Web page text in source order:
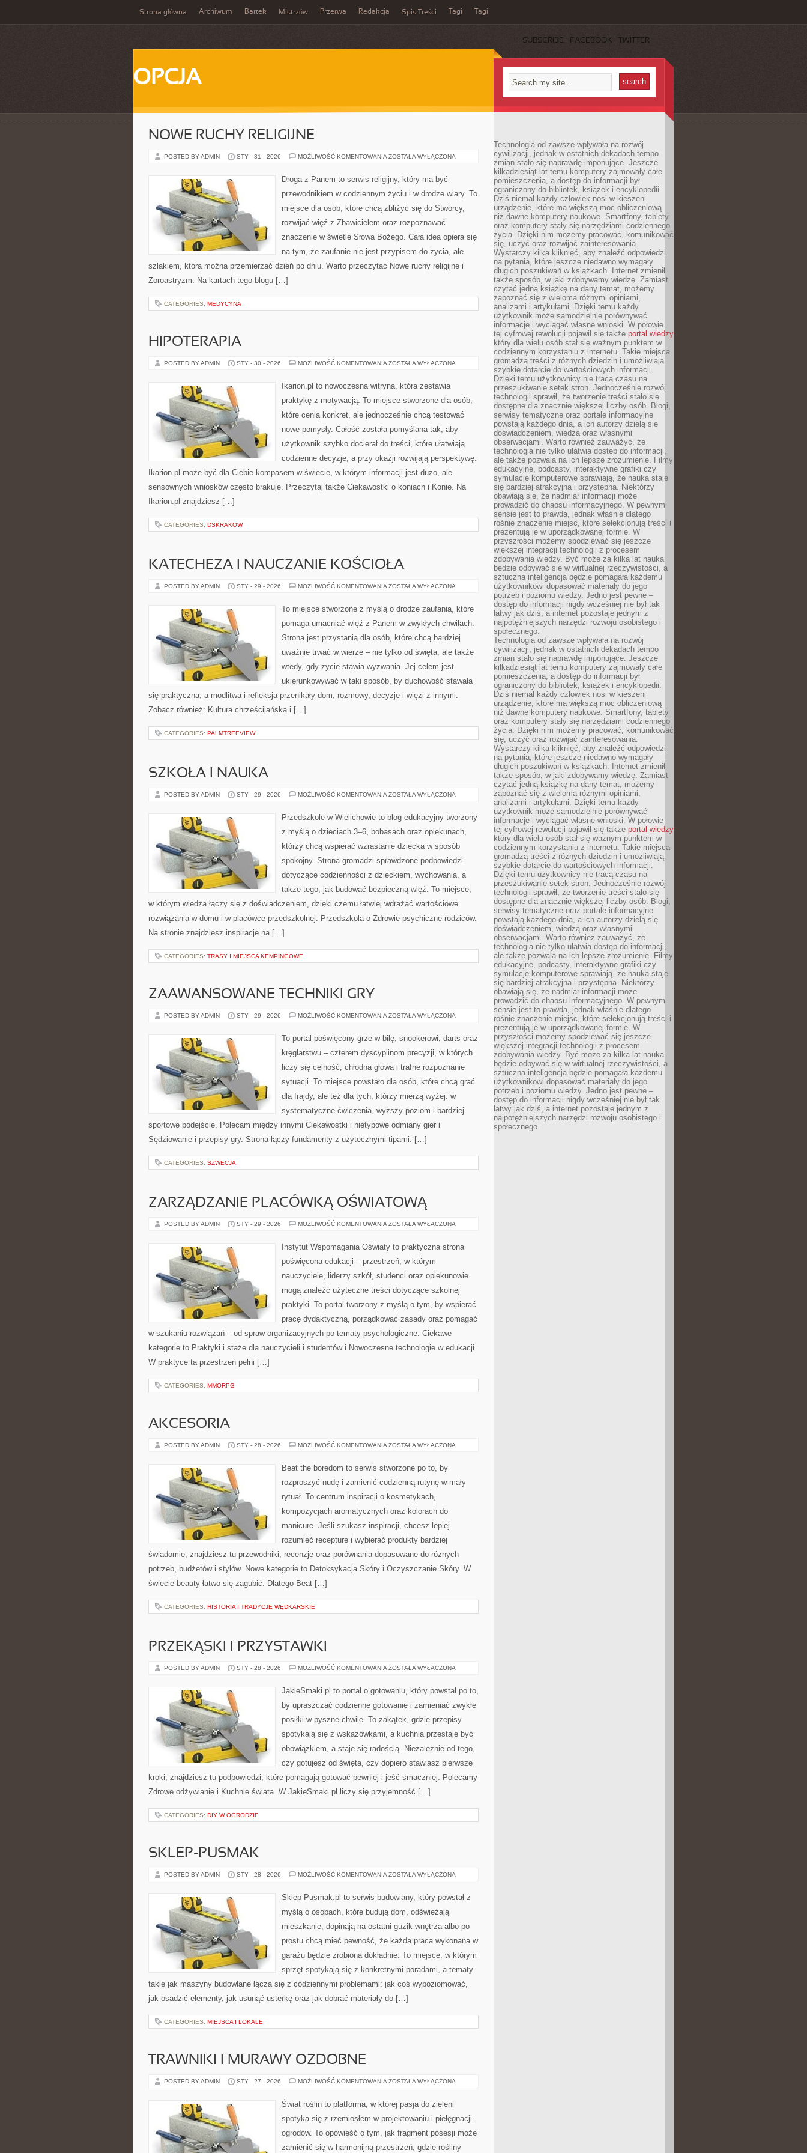
Strona główna Archiwum Bartek Mistrzów Przerwa Redakcja Spis Treści Tagi Tagi
SUBSCRIBE FACEBOOK TWITTER
OPCJA
NOWE RUCHY RELIGIJNE
POSTED BY ADMIN STY - 31 - 2026 MOŻLIWOŚĆ KOMENTOWANIA NOWE
ZOSTAŁA WYŁĄCZONA
Droga z Panem to serwis religijny, który ma być
przewodnikiem w codziennym życiu i w drodze wiary. To
miejsce dla osób, które chcą zbliżyć się do Stwórcy,
rozwijać więź z Zbawicielem oraz rozpoznawać
znaczenie w świetle Słowa Bożego. Cała idea opiera się
na tym, że zaufanie nie jest przypisem do życia, ale
szlakiem, którą można przemierzać dzień po dniu. Warto przeczytać Nowe ruchy religijne i
Zoroastryzm. Na kartach tego blogu […]
CATEGORIES: MEDYCYNA
HIPOTERAPIA
POSTED BY ADMIN STY - 30 - 2026 MOŻLIWOŚĆ KOMENTOWANIA HIPOTERAPIA
ZOSTAŁA WYŁĄCZONA
Ikarion.pl to nowoczesna witryna, która zestawia
praktykę z motywacją. To miejsce stworzone dla osób,
które cenią konkret, ale jednocześnie chcą testować
nowe pomysły. Całość została pomyślana tak, aby
użytkownik szybko docierał do treści, które ułatwiają
codzienne decyzje, a przy okazji rozwijają perspektywę.
Ikarion.pl może być dla Ciebie kompasem w świecie, w którym informacji jest dużo, ale
sensownych wniosków często brakuje. Przeczytaj także Ciekawostki o koniach i Konie. Na
Ikarion.pl znajdziesz […]
CATEGORIES: DSKRAKOW
KATECHEZA I NAUCZANIE KOŚCIOŁA
POSTED BY ADMIN STY - 29 - 2026 MOŻLIWOŚĆ KOMENTOWANIA KATECHEZA
KOŚCIOŁA
ZOSTAŁA WYŁĄCZONA
To miejsce stworzone z myślą o drodze zaufania, które
pomaga umacniać więź z Panem w zwykłych chwilach.
Strona jest przystanią dla osób, które chcą bardziej
uważnie trwać w wierze – nie tylko od święta, ale także
wtedy, gdy życie stawia wyzwania. Jej celem jest
ukierunkowywać w taki sposób, by duchowość stawała
się praktyczna, a modlitwa i refleksja przenikały dom, rozmowy, decyzje i więzi z innymi.
Zobacz również: Kultura chrześcijańska i […]
CATEGORIES: PALMTREEVIEW
SZKOŁA I NAUKA
POSTED BY ADMIN STY - 29 - 2026 MOŻLIWOŚĆ KOMENTOWANIA SZKOŁA
ZOSTAŁA WYŁĄCZONA
Przedszkole w Wielichowie to blog edukacyjny tworzony
z myślą o dzieciach 3–6, bobasach oraz opiekunach,
którzy chcą wspierać wzrastanie dziecka w sposób
spokojny. Strona gromadzi sprawdzone podpowiedzi
dotyczące codzienności z dzieckiem, wychowania, a
także tego, jak budować bezpieczną więź. To miejsce,
w którym wiedza łączy się z doświadczeniem, dzięki czemu łatwiej wdrażać wartościowe
rozwiązania w domu i w placówce przedszkolnej. Przedszkola o Zdrowie psychiczne rodziców.
Na stronie znajdziesz inspiracje na […]
CATEGORIES: TRASY I MIEJSCA KEMPINGOWE
ZAAWANSOWANE TECHNIKI GRY
POSTED BY ADMIN STY - 29 - 2026 MOŻLIWOŚĆ KOMENTOWANIA ZAAWANSOWANE
ZOSTAŁA WYŁĄCZONA
To portal poświęcony grze w bilę, snookerowi, darts oraz
kręglarstwu – czterem dyscyplinom precyzji, w których
liczy się celność, chłodna głowa i trafne rozpoznanie
sytuacji. To miejsce powstało dla osób, które chcą grać
dla frajdy, ale też dla tych, którzy mierzą wyżej: w
systematyczne ćwiczenia, wyższy poziom i bardziej
sportowe podejście. Polecam między innymi Ciekawostki i nietypowe odmiany gier i
Sędziowanie i przepisy gry. Strona łączy fundamenty z użytecznymi tipami. […]
CATEGORIES: SZWECJA
ZARZĄDZANIE PLACÓWKĄ OŚWIATOWĄ
POSTED BY ADMIN STY - 29 - 2026 MOŻLIWOŚĆ KOMENTOWANIA ZARZĄDZANIE
ZOSTAŁA WYŁĄCZONA
Instytut Wspomagania Oświaty to praktyczna strona
poświęcona edukacji – przestrzeń, w którym
nauczyciele, liderzy szkół, studenci oraz opiekunowie
mogą znaleźć użyteczne treści dotyczące szkolnej
praktyki. To portal tworzony z myślą o tym, by wspierać
pracę dydaktyczną, porządkować zasady oraz pomagać
w szukaniu rozwiązań – od spraw organizacyjnych po tematy psychologiczne. Ciekawe
kategorie to Praktyki i staże dla nauczycieli i studentów i Nowoczesne technologie w edukacji.
W praktyce ta przestrzeń pełni […]
CATEGORIES: MMORPG
AKCESORIA
POSTED BY ADMIN STY - 28 - 2026 MOŻLIWOŚĆ KOMENTOWANIA AKCESORIA
ZOSTAŁA WYŁĄCZONA
Beat the boredom to serwis stworzone po to, by
rozproszyć nudę i zamienić codzienną rutynę w mały
rytuał. To centrum inspiracji o kosmetykach,
kompozycjach aromatycznych oraz kolorach do
manicure. Jeśli szukasz inspiracji, chcesz lepiej
rozumieć recepturę i wybierać produkty bardziej
świadomie, znajdziesz tu przewodniki, recenzje oraz porównania dopasowane do różnych
potrzeb, budżetów i stylów. Nowe kategorie to Detoksykacja Skóry i Oczyszczanie Skóry. W
świecie beauty łatwo się zagubić. Dlatego Beat […]
CATEGORIES: HISTORIA I TRADYCJE WĘDKARSKIE
PRZEKĄSKI I PRZYSTAWKI
POSTED BY ADMIN STY - 28 - 2026 MOŻLIWOŚĆ KOMENTOWANIA PRZEKĄSKI
ZOSTAŁA WYŁĄCZONA
JakieSmaki.pl to portal o gotowaniu, który powstał po to,
by upraszczać codzienne gotowanie i zamieniać zwykłe
posiłki w pyszne chwile. To zakątek, gdzie przepisy
spotykają się z wskazówkami, a kuchnia przestaje być
obowiązkiem, a staje się radością. Niezależnie od tego,
czy gotujesz od święta, czy dopiero stawiasz pierwsze
kroki, znajdziesz tu podpowiedzi, które pomagają gotować pewniej i jeść smaczniej. Polecamy
Zdrowe odżywianie i Kuchnie świata. W JakieSmaki.pl liczy się przyjemność […]
CATEGORIES: DIY W OGRODZIE
SKLEP-PUSMAK
POSTED BY ADMIN STY - 28 - 2026 MOŻLIWOŚĆ KOMENTOWANIA SKLEP-
ZOSTAŁA WYŁĄCZONA
Sklep-Pusmak.pl to serwis budowlany, który powstał z
myślą o osobach, które budują dom, odświeżają
mieszkanie, dopinają na ostatni guzik wnętrza albo po
prostu chcą mieć pewność, że każda praca wykonana w
garażu będzie zrobiona dokładnie. To miejsce, w którym
sprzęt spotykają się z konkretnymi poradami, a tematy
takie jak maszyny budowlane łączą się z codziennymi problemami: jak coś wypoziomować,
jak osadzić elementy, jak usunąć usterkę oraz jak dobrać materiały do […]
CATEGORIES: MIEJSCA I LOKALE
TRAWNIKI I MURAWY OZDOBNE
POSTED BY ADMIN STY - 27 - 2026 MOŻLIWOŚĆ KOMENTOWANIA TRAWNIKI
OZDOBNE
ZOSTAŁA WYŁĄCZONA
Świat roślin to platforma, w której pasja do zieleni
spotyka się z rzemiosłem w projektowaniu i pielęgnacji
ogrodów. To opowieść o tym, jak fragment posesji może
zamienić się w harmonijną przestrzeń, gdzie rośliny
Technologia od zawsze wpływała na rozwój
cywilizacji, jednak w ostatnich dekadach tempo
zmian stało się naprawdę imponujące. Jeszcze
kilkadziesiąt lat temu komputery zajmowały całe
pomieszczenia, a dostęp do informacji był
ograniczony do bibliotek, książek i encyklopedii.
Dziś niemal każdy człowiek nosi w kieszeni
urządzenie, które ma większą moc obliczeniową
niż dawne komputery naukowe. Smartfony, tablety
oraz komputery stały się narzędziami codziennego
życia. Dzięki nim możemy pracować, komunikować
się, uczyć oraz rozwijać zainteresowania.
Wystarczy kilka kliknięć, aby znaleźć odpowiedzi
na pytania, które jeszcze niedawno wymagały
długich poszukiwań w książkach. Internet zmienił
także sposób, w jaki zdobywamy wiedzę. Zamiast
czytać jedną książkę na dany temat, możemy
zapoznać się z wieloma różnymi opiniami,
analizami i artykułami. Dzięki temu każdy
użytkownik może samodzielnie porównywać
informacje i wyciągać własne wnioski. W połowie
tej cyfrowej rewolucji pojawił się także portal wiedzy
który dla wielu osób stał się ważnym punktem w
codziennym korzystaniu z internetu. Takie miejsca
gromadzą treści z różnych dziedzin i umożliwiają
szybkie dotarcie do wartościowych informacji.
Dzięki temu użytkownicy nie tracą czasu na
przeszukiwanie setek stron. Jednocześnie rozwój
technologii sprawił, że tworzenie treści stało się
dostępne dla znacznie większej liczby osób. Blogi,
serwisy tematyczne oraz portale informacyjne
powstają każdego dnia, a ich autorzy dzielą się
doświadczeniem, wiedzą oraz własnymi
obserwacjami. Warto również zauważyć, że
technologia nie tylko ułatwia dostęp do informacji,
ale także pozwala na ich lepsze zrozumienie. Filmy
edukacyjne, podcasty, interaktywne grafiki czy
symulacje komputerowe sprawiają, że nauka staje
się bardziej atrakcyjna i przystępna. Niektórzy
obawiają się, że nadmiar informacji może
prowadzić do chaosu informacyjnego. W pewnym
sensie jest to prawda, jednak właśnie dlatego
rośnie znaczenie miejsc, które selekcjonują treści i
prezentują je w uporządkowanej formie. W
przyszłości możemy spodziewać się jeszcze
większej integracji technologii z procesem
zdobywania wiedzy. Być może za kilka lat nauka
będzie odbywać się w wirtualnej rzeczywistości, a
sztuczna inteligencja będzie pomagała każdemu
użytkownikowi dopasować materiały do jego
potrzeb i poziomu wiedzy. Jedno jest pewne –
dostęp do informacji nigdy wcześniej nie był tak
łatwy jak dziś, a internet pozostaje jednym z
najpotężniejszych narzędzi rozwoju osobistego i
społecznego.
Technologia od zawsze wpływała na rozwój
cywilizacji, jednak w ostatnich dekadach tempo
zmian stało się naprawdę imponujące. Jeszcze
kilkadziesiąt lat temu komputery zajmowały całe
pomieszczenia, a dostęp do informacji był
ograniczony do bibliotek, książek i encyklopedii.
Dziś niemal każdy człowiek nosi w kieszeni
urządzenie, które ma większą moc obliczeniową
niż dawne komputery naukowe. Smartfony, tablety
oraz komputery stały się narzędziami codziennego
życia. Dzięki nim możemy pracować, komunikować
się, uczyć oraz rozwijać zainteresowania.
Wystarczy kilka kliknięć, aby znaleźć odpowiedzi
na pytania, które jeszcze niedawno wymagały
długich poszukiwań w książkach. Internet zmienił
także sposób, w jaki zdobywamy wiedzę. Zamiast
czytać jedną książkę na dany temat, możemy
zapoznać się z wieloma różnymi opiniami,
analizami i artykułami. Dzięki temu każdy
użytkownik może samodzielnie porównywać
informacje i wyciągać własne wnioski. W połowie
tej cyfrowej rewolucji pojawił się także portal wiedzy
który dla wielu osób stał się ważnym punktem w
codziennym korzystaniu z internetu. Takie miejsca
gromadzą treści z różnych dziedzin i umożliwiają
szybkie dotarcie do wartościowych informacji.
Dzięki temu użytkownicy nie tracą czasu na
przeszukiwanie setek stron. Jednocześnie rozwój
technologii sprawił, że tworzenie treści stało się
dostępne dla znacznie większej liczby osób. Blogi,
serwisy tematyczne oraz portale informacyjne
powstają każdego dnia, a ich autorzy dzielą się
doświadczeniem, wiedzą oraz własnymi
obserwacjami. Warto również zauważyć, że
technologia nie tylko ułatwia dostęp do informacji,
ale także pozwala na ich lepsze zrozumienie. Filmy
edukacyjne, podcasty, interaktywne grafiki czy
symulacje komputerowe sprawiają, że nauka staje
się bardziej atrakcyjna i przystępna. Niektórzy
obawiają się, że nadmiar informacji może
prowadzić do chaosu informacyjnego. W pewnym
sensie jest to prawda, jednak właśnie dlatego
rośnie znaczenie miejsc, które selekcjonują treści i
prezentują je w uporządkowanej formie. W
przyszłości możemy spodziewać się jeszcze
większej integracji technologii z procesem
zdobywania wiedzy. Być może za kilka lat nauka
będzie odbywać się w wirtualnej rzeczywistości, a
sztuczna inteligencja będzie pomagała każdemu
użytkownikowi dopasować materiały do jego
potrzeb i poziomu wiedzy. Jedno jest pewne –
dostęp do informacji nigdy wcześniej nie był tak
łatwy jak dziś, a internet pozostaje jednym z
najpotężniejszych narzędzi rozwoju osobistego i
społecznego.